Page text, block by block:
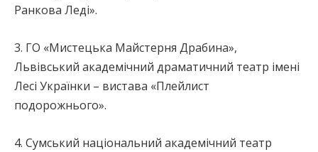
Ранкова Леді».
3. ГО «Мистецька Майстерня Драбина»,
Львівський академічний драматичний театр імені
Лесі Українки – вистава «Плейлист
подорожнього».
4. Сумський національний академічний театр